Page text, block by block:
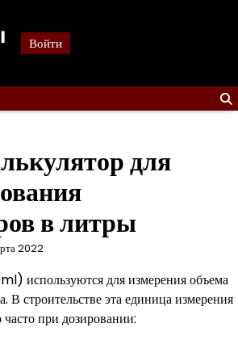
Войти
для
в литры
2022
используются для измерения объема
В строительстве эта единица измерения
при дозировании: